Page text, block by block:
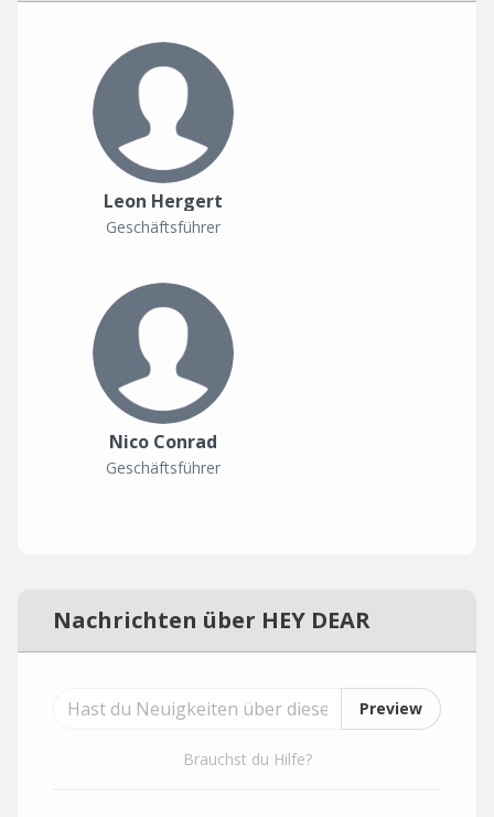
Leon Hergert
Geschäftsführer
Nico Conrad
Geschäftsführer
Nachrichten über HEY DEAR
Preview
Brauchst du Hilfe?